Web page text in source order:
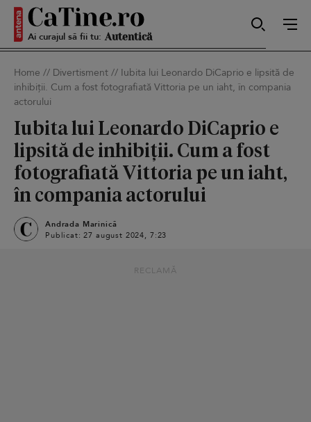
Ai curajul să fii tu: Sexy
Sensibilă
Home // Divertisment // Iubita lui Leonardo DiCaprio e lipsită de
inhibiții. Cum a fost fotografiată Vittoria pe un iaht, în compania
actorului
Iubita lui Leonardo DiCaprio e
lipsită de inhibiții. Cum a fost
fotografiată Vittoria pe un iaht,
în compania actorului
Andrada Marinică
Publicat: 27 august 2024, 7:23
RECLAMĂ